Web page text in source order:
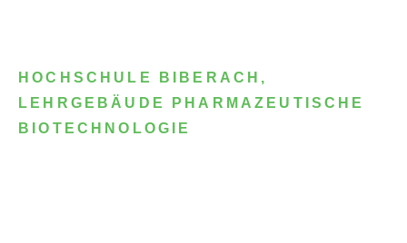
HOCHSCHULE BIBERACH,
LEHRGEBÄUDE PHARMAZEUTISCHE
BIOTECHNOLOGIE